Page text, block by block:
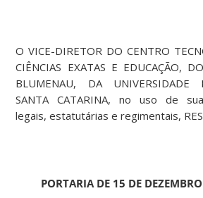
O VICE-DIRETOR DO CENTRO
CIÊNCIAS EXATAS E EDUCAÇÃO,
BLUMENAU, DA UNIVERSIDADE
SANTA CATARINA, no uso de
legais, estatutárias e regimentais,
PORTARIA DE 15 DE